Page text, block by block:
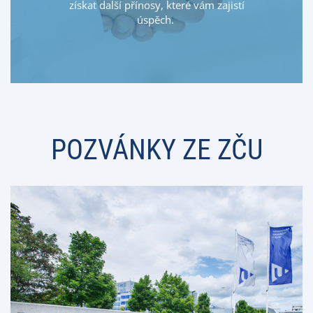
získat další přínosy, které vám zajistí
úspěch.
POZVÁNKY ZE ZČU